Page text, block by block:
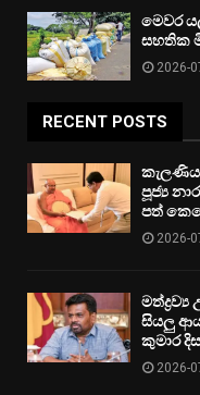
මෙවර
සහතික
2026-
RECENT POSTS
කැලණිය
පූජ්‍ය
පත්
2026-
මත්ද්‍රව්‍ය
සියලු
කුමාර
2026-